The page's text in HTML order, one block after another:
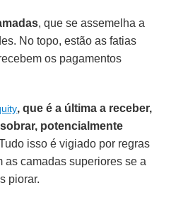
, que se assemelha a
No topo, estão as fatias
os pagamentos
, que é a última a receber,
potencialmente
isso é vigiado por regras
as camadas superiores se a
piorar.